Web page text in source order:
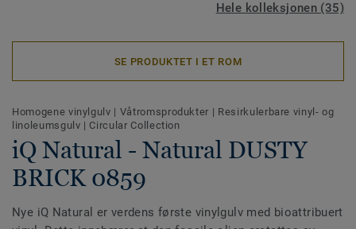
Hele kolleksjonen (35)
SE PRODUKTET I ET ROM
Homogene vinylgulv | Våtromsprodukter | Resirkulerbare vinyl- og
linoleumsgulv | Circular Collection
iQ Natural - Natural DUSTY
BRICK 0859
Nye iQ Natural er verdens første vinylgulv med bioattribuert